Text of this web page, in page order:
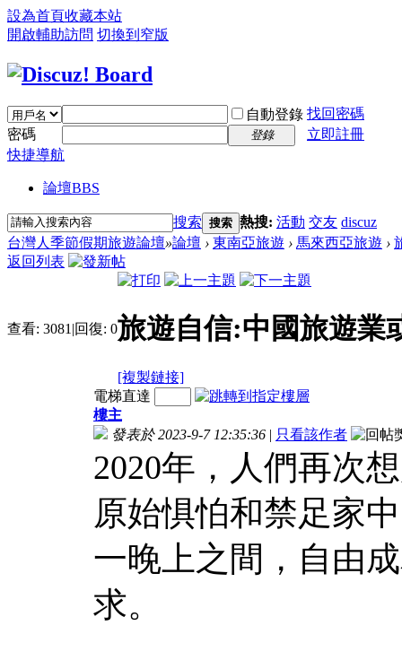
設為首頁收藏本站
開啟輔助訪問 切換到窄版
自動登錄 找回密碼
密碼
登錄
立即註冊
快捷導航
論壇BBS
搜索 搜索 熱搜: 活動 交友 discuz
台灣人季節假期旅遊論壇»論壇 › 東南亞旅遊 › 馬來西亞旅遊 ›
返回列表
查看: 3081 |回復: 0旅遊自信:中國旅遊業
[複製鏈接]
電梯直達
樓主
發表於 2023-9-7 12:35:36 | 只看該作者
2020年，人們再次
原始惧怕和禁足家
一晚上之間，自由
求。